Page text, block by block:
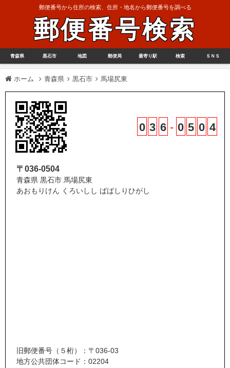
郵便番号から住所の検索、住所・地名から郵便番号を調べる
郵便番号検索
青森県 黒石市 地図 郵便局 最寄り駅 検索 ＳＮＳ
ホーム 青森県 黒石市 馬場尻東
0 3 6 - 0 5 0 4
〒036-0504
青森県 黒石市 馬場尻東
あおもりけん くろいしし ばばしりひがし
旧郵便番号（５桁）：〒036-03
地方公共団体コード：02204